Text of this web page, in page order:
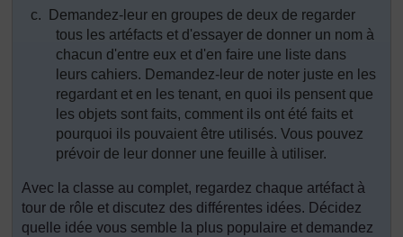
c.
Demandez-leur en groupes de deux de regarder
tous les artéfacts et d'essayer de donner un nom à
chacun d'entre eux et d'en faire une liste dans
leurs cahiers. Demandez-leur de noter juste en les
regardant et en les tenant, en quoi ils pensent que
les objets sont faits, comment ils ont été faits et
pourquoi ils pouvaient être utilisés. Vous pouvez
prévoir de leur donner une feuille à utiliser.
Avec la classe au complet, regardez chaque artéfact à
tour de rôle et discutez des différentes idées. Décidez
quelle idée vous semble la plus populaire et demandez